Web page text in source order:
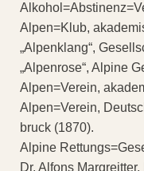
Alpen=Klub,
„Alpenklang“,
„Alpenrose“, Alpine
Alpen=Verein,
Alpen=Verein,
bruck (1870).
Alpine
Dr. Alfons